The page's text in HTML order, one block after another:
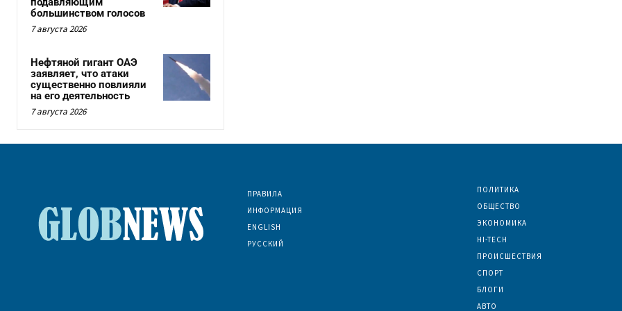
большинством голосов
7 августа 2026
Нефтяной гигант ОАЭ
заявляет, что атаки
существенно повлияли
на его деятельность
7 августа 2026
ПРАВИЛА
ИНФОРМАЦИЯ
ENGLISH
РУССКИЙ
ПОЛИТИКА
ОБЩЕСТВО
ЭКОНОМИКА
HI-TECH
ПРОИСШЕСТВИЯ
СПОРТ
БЛОГИ
АВТО